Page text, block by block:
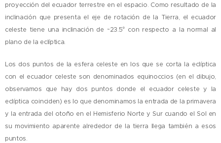
proyección del ecuador terrestre en el espacio. Como resultado de la
inclinación que presenta el eje de rotación de la Tierra, el ecuador
celeste tiene una inclinación de ~23.5° con respecto a la normal al
plano de la eclíptica.
Los dos puntos de la esfera celeste en los que se corta la eclíptica
con el ecuador celeste son denominados equinoccios (en el dibujo,
observamos que hay dos puntos donde el ecuador celeste y la
eclíptica coinciden) es lo que denominamos la entrada de la primavera
y la entrada del otoño en el Hemisferio Norte y Sur cuando el Sol en
su movimiento aparente alrededor de la tierra llega también a esos
puntos.